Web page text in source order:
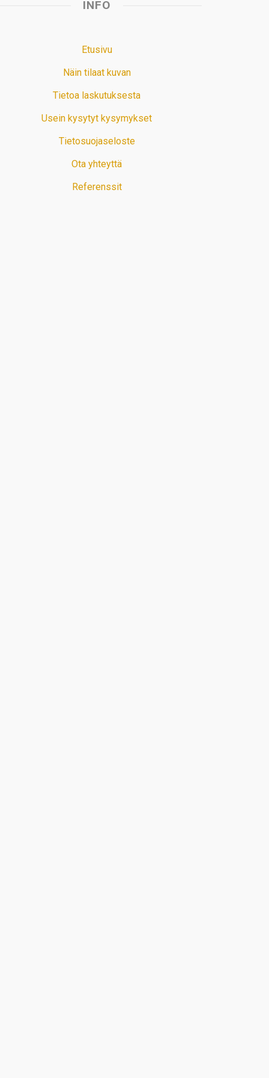
INFO
Etusivu
Näin tilaat kuvan
Tietoa laskutuksesta
Usein kysytyt kysymykset
Tietosuojaseloste
Ota yhteyttä
Referenssit